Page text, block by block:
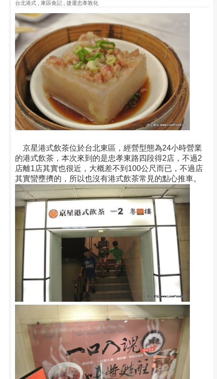
台北港式
東區食記 捷運忠孝敦化
京星港式飲茶位於台北東區，經營型態為24小時營業
的港式飲茶，本次來到的是忠孝東路四段得2店，不過2
店離1店其實也很近，大概差不到100公尺而已，不過店
其實蠻壅擠的，所以也沒有港式飲茶常見的點心推車。